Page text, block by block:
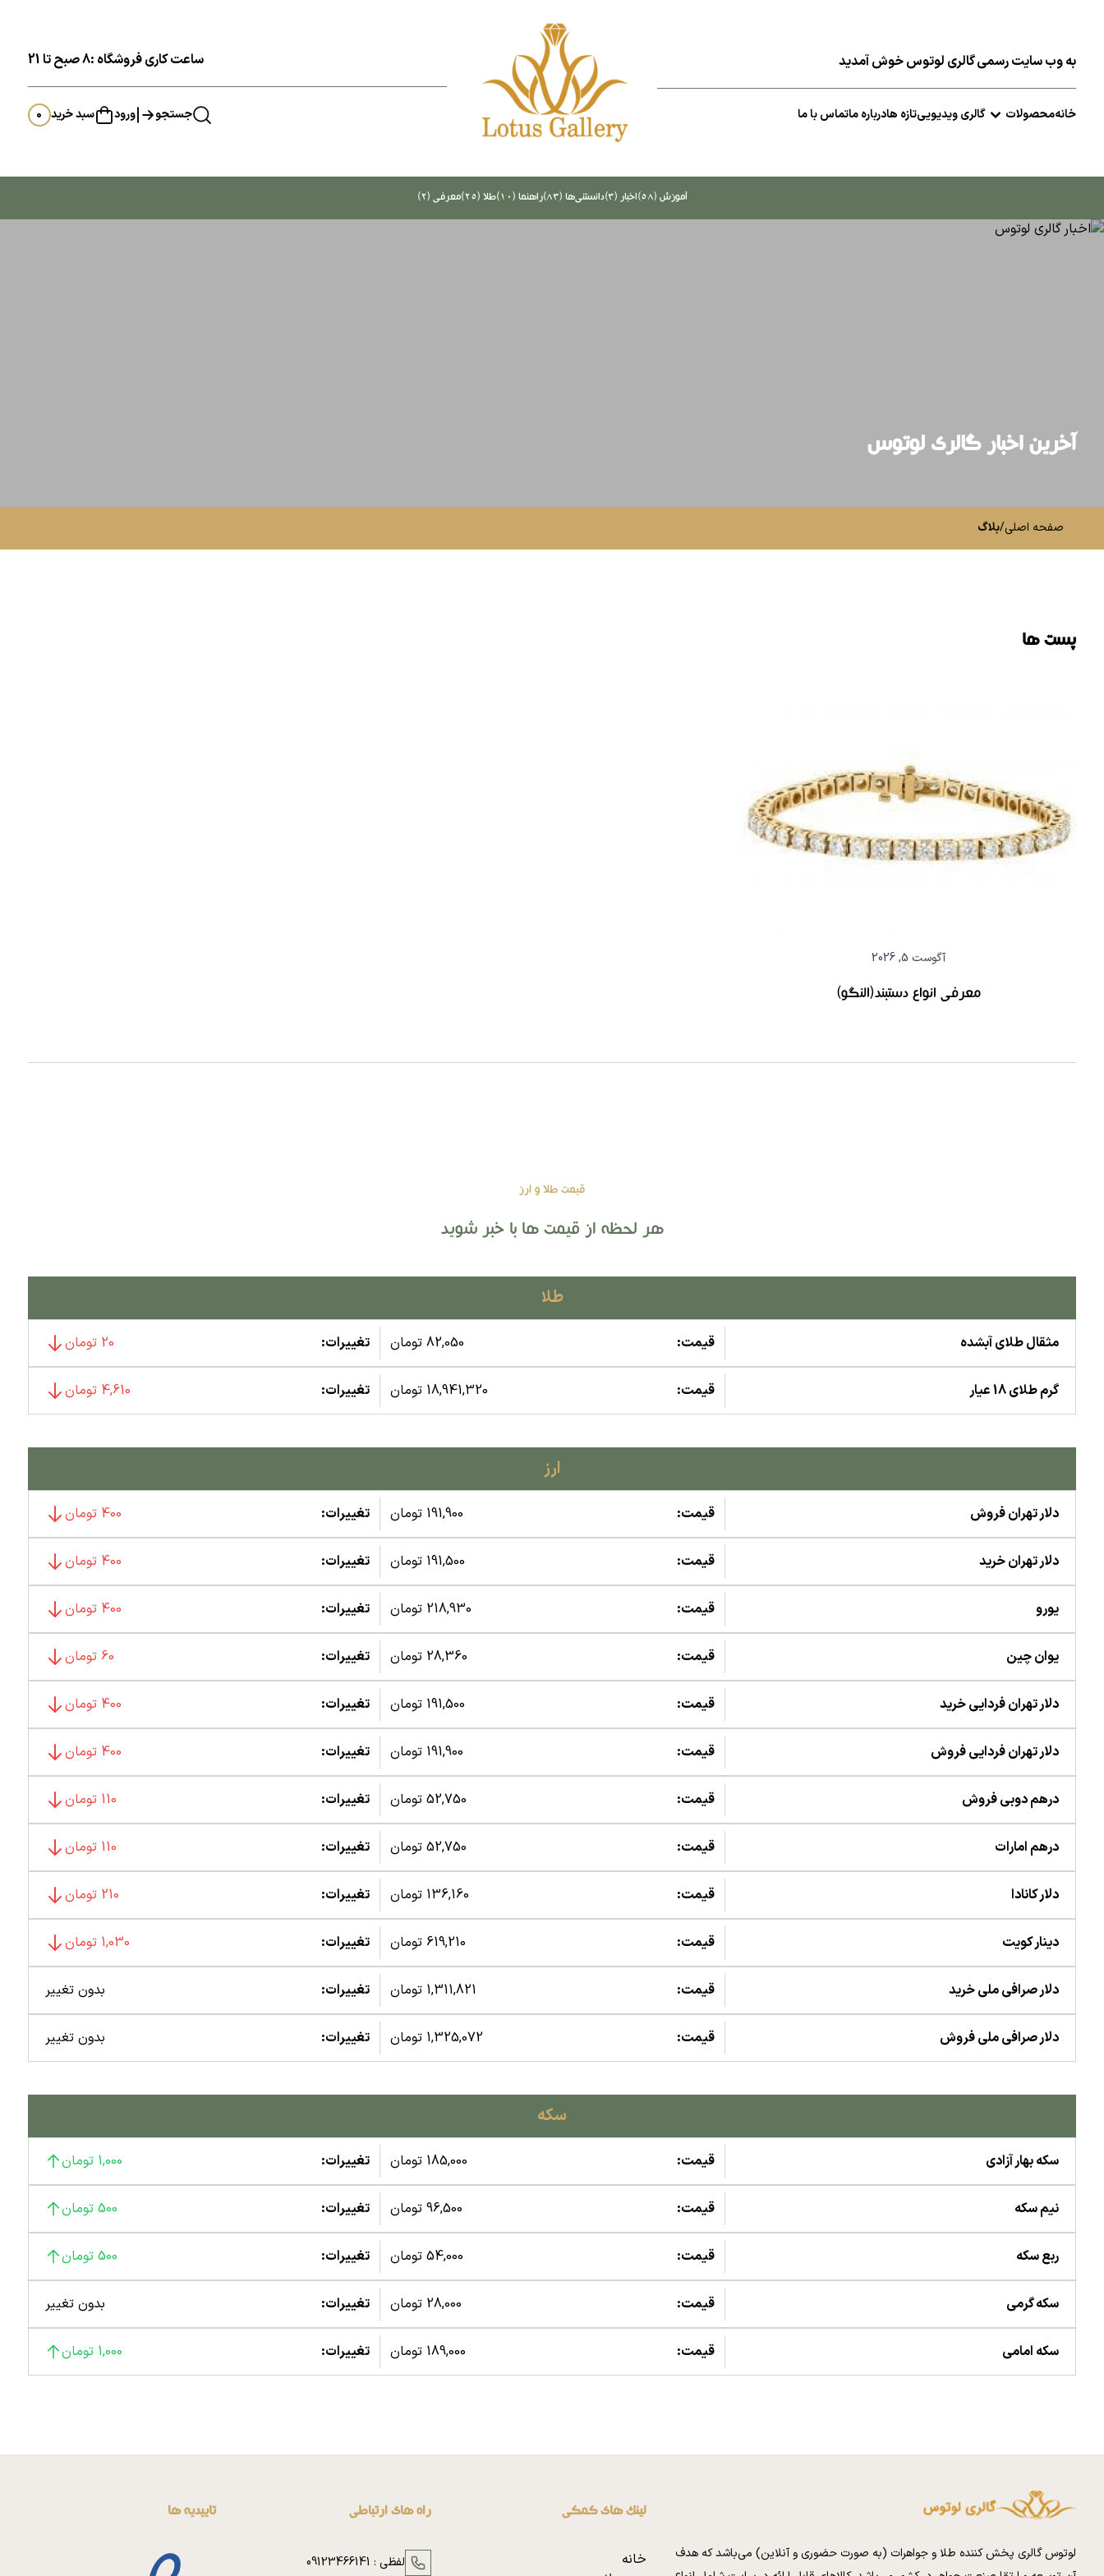
به وب سایت رسمی گالری لوتوس خوش آمدید
خانهمحصولات گالری ویدیوییتازه هادرباره ماتماس با ما
ساعت کاری فروشگاه :8 صبح تا 21
جستجو ورود سبد خرید 0
آموزش (58) اخبار (3) دانستنی‌ها (83) راهنما (10) طلا (25) معرفی (2)
آخرین اخبار گالری لوتوس
صفحه اصلی/بلاگ
پست ها
آگوست 5, 2026
معرفی انواع دستبند(النگو)
قیمت طلا و ارز
هر لحظه از قیمت ها با خبر شوید
طلا
مثقال طلای آبشده قیمت: 82,050 تومان تغییرات: 20 تومان
گرم طلای 18 عیار قیمت: 18,941,320 تومان تغییرات: 4,610 تومان
ارز
دلار تهران فروش قیمت: 191,900 تومان تغییرات: 400 تومان
دلار تهران خرید قیمت: 191,500 تومان تغییرات: 400 تومان
یورو قیمت: 218,930 تومان تغییرات: 400 تومان
یوان چین قیمت: 28,360 تومان تغییرات: 60 تومان
دلار تهران فردایی خرید قیمت: 191,500 تومان تغییرات: 400 تومان
دلار تهران فردایی فروش قیمت: 191,900 تومان تغییرات: 400 تومان
درهم دوبی فروش قیمت: 52,750 تومان تغییرات: 110 تومان
درهم امارات قیمت: 52,750 تومان تغییرات: 110 تومان
دلار کانادا قیمت: 136,160 تومان تغییرات: 210 تومان
دینار کویت قیمت: 619,210 تومان تغییرات: 1,030 تومان
دلار صرافی ملی خرید قیمت: 1,311,821 تومان تغییرات: بدون تغییر
دلار صرافی ملی فروش قیمت: 1,325,072 تومان تغییرات: بدون تغییر
سکه
سکه بهار آزادی قیمت: 185,000 تومان تغییرات: 1,000 تومان
نیم سکه قیمت: 96,500 تومان تغییرات: 500 تومان
ربع سکه قیمت: 54,000 تومان تغییرات: 500 تومان
سکه گرمی قیمت: 28,000 تومان تغییرات: بدون تغییر
سکه امامی قیمت: 189,000 تومان تغییرات: 1,000 تومان
لوتوس گالری پخش کننده طلا و جواهرات (به صورت حضوری و آنلاین) می‌باشد که هدف
لینک های کمکی
خانه
راه های ارتباطی
لفظی : 09123466141
تاییدیه ها